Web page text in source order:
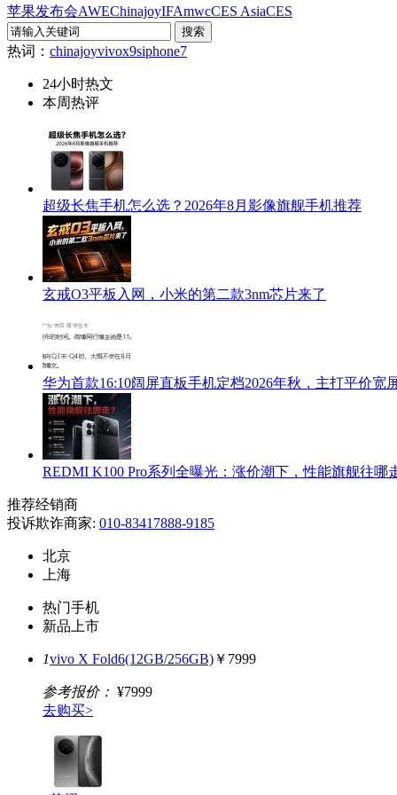
苹果发布会AWEChinajoyIFAmwcCES AsiaCES
热词： chinajoyvivox9siphone7
24小时热文
本周热评
超级长焦手机怎么选？2026年8月影像旗舰手机推荐
玄戒O3平板入网，小米的第二款3nm芯片来了
华为首款16:10阔屏直板手机定档2026年秋，主打平价宽
REDMI K100 Pro系列全曝光：涨价潮下，性能旗舰往哪
推荐经销商
投诉欺诈商家: 010-83417888-9185
北京
上海
热门手机
新品上市
1vivo X Fold6(12GB/256GB) ￥7999
参考报价： ¥7999
去购买>